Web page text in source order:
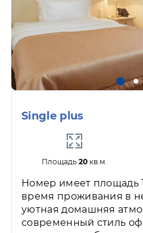
Single plus
Площадь20 кв.м.
Номер имеет площадь
время проживания в
уютная домашняя
современный стиль